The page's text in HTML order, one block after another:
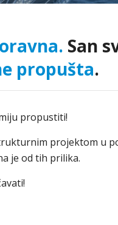
San
propušta.
propustiti!
projektom u
je od tih prilika.